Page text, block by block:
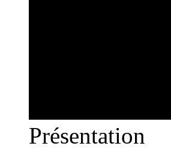
Présentation